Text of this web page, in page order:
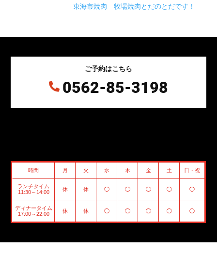
東海市焼肉 牧場焼肉とだのとだです！
ご予約はこちら
 0562-85-3198
時間 月 火 水 木 金 土 日・祝
ランチタイム
11:30～14:00
休 休 ◯ ◯ ◯ ◯ ◯
ディナータイム
17:00～22:00
休 休 ◯ ◯ ◯ ◯ ◯